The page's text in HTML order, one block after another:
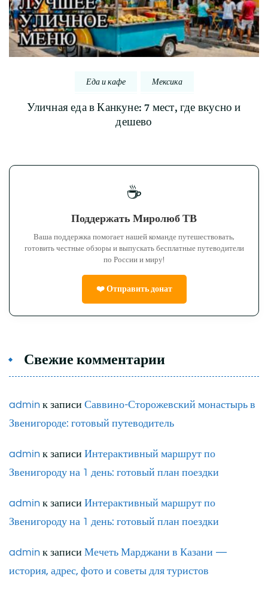
Еда и кафе Мексика
Уличная еда в Канкуне: 7 мест, где вкусно и
дешево
☕
Поддержать Миролюб ТВ
Ваша поддержка помогает нашей команде путешествовать,
готовить честные обзоры и выпускать бесплатные путеводители
по России и миру!
❤️ Отправить донат
Свежие комментарии
admin к записи Саввино-Сторожевский монастырь в
Звенигороде: готовый путеводитель
admin к записи Интерактивный маршрут по
Звенигороду на 1 день: готовый план поездки
admin к записи Интерактивный маршрут по
Звенигороду на 1 день: готовый план поездки
admin к записи Мечеть Марджани в Казани —
история, адрес, фото и советы для туристов